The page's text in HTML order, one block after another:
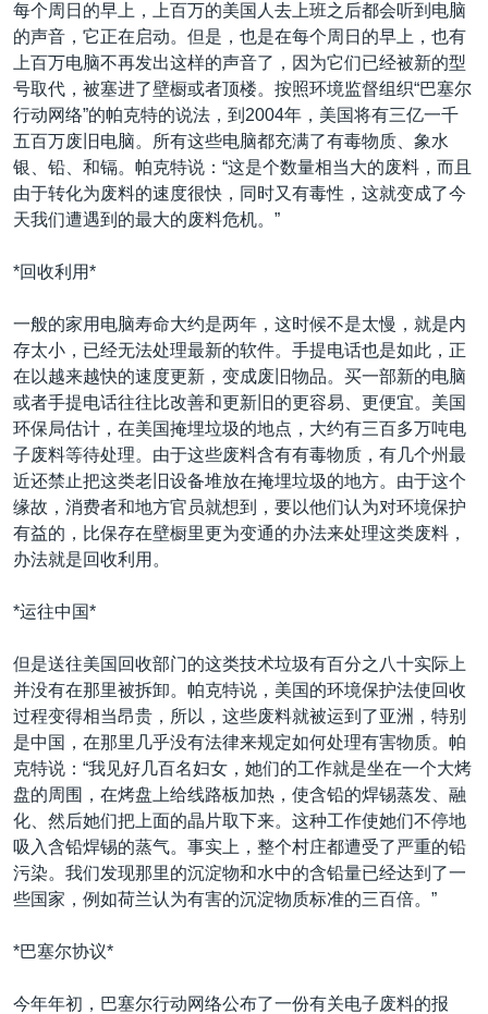
全球议题
环境
美国建国250周年
埃博拉疫情
美国之音专访
重要讲话与声明
台海两岸关系
南中国海争端
关注西藏
GEN Z 看美国
关注我们
其他语言网站
每个周日的早上，上百万的美国人去上班之后都会听到电脑
的声音，它正在启动。但是，也是在每个周日的早上，也有
上百万电脑不再发出这样的声音了，因为它们已经被新的型
号取代，被塞进了壁橱或者顶楼。按照环境监督组织“巴塞尔
行动网络”的帕克特的说法，到2004年，美国将有三亿一千
五百万废旧电脑。所有这些电脑都充满了有毒物质、象水
银、铅、和镉。帕克特说：“这是个数量相当大的废料，而且
由于转化为废料的速度很快，同时又有毒性，这就变成了今
天我们遭遇到的最大的废料危机。”
*回收利用*
一般的家用电脑寿命大约是两年，这时候不是太慢，就是内
存太小，已经无法处理最新的软件。手提电话也是如此，正
在以越来越快的速度更新，变成废旧物品。买一部新的电脑
或者手提电话往往比改善和更新旧的更容易、更便宜。美国
环保局估计，在美国掩埋垃圾的地点，大约有三百多万吨电
子废料等待处理。由于这些废料含有有毒物质，有几个州最
近还禁止把这类老旧设备堆放在掩埋垃圾的地方。由于这个
缘故，消费者和地方官员就想到，要以他们认为对环境保护
有益的，比保存在壁橱里更为变通的办法来处理这类废料，
办法就是回收利用。
*运往中国*
但是送往美国回收部门的这类技术垃圾有百分之八十实际上
并没有在那里被拆卸。帕克特说，美国的环境保护法使回收
过程变得相当昂贵，所以，这些废料就被运到了亚洲，特别
是中国，在那里几乎没有法律来规定如何处理有害物质。帕
克特说：“我见好几百名妇女，她们的工作就是坐在一个大烤
盘的周围，在烤盘上给线路板加热，使含铅的焊锡蒸发、融
化、然后她们把上面的晶片取下来。这种工作使她们不停地
吸入含铅焊锡的蒸气。事实上，整个村庄都遭受了严重的铅
污染。我们发现那里的沉淀物和水中的含铅量已经达到了一
些国家，例如荷兰认为有害的沉淀物质标准的三百倍。”
*巴塞尔协议*
今年年初，巴塞尔行动网络公布了一份有关电子废料的报